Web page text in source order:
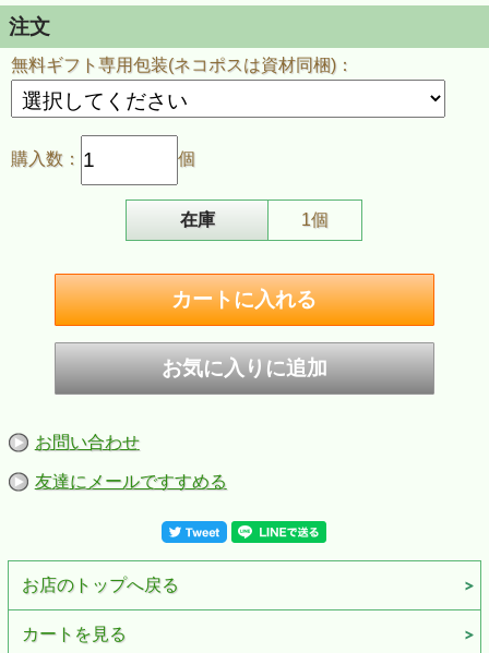
ZIPPO/ブラッシュクローム猫と小鳥ゴールドプレート貼り
根強い 人気 を誇るCAT（ねこ）ジッポー、「ネコ
と・・・」シリーズ！
zippo社定番 #200 ブラッシュクロームジッポー に、 細密
エッチングを施してゴールド鍍金をした真鍮プレート貼
り。
女性や猫好きな方へのプレゼントに最適です！
■仕様：#200ブラッシュクロームベース、プレート貼り
注文
無料ギフト専用包装(ネコポスは資材同梱)：
購入数： 個
在庫 1個
お問い合わせ
友達にメールですすめる
お店のトップへ戻る
カートを見る